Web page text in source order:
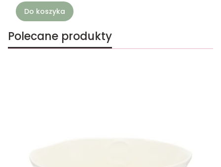
Do koszyka
Polecane produkty